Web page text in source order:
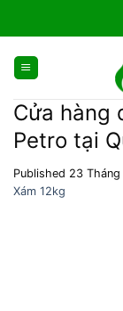
Cửa hàng
Petro tại
Published 23
Xám 12kg